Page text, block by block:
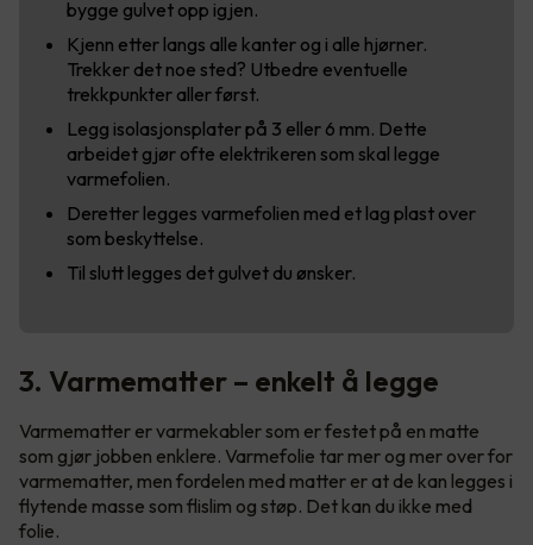
bygge gulvet opp igjen.
Kjenn etter langs alle kanter og i alle hjørner.
Trekker det noe sted? Utbedre eventuelle
trekkpunkter aller først.
Legg isolasjonsplater på 3 eller 6 mm. Dette
arbeidet gjør ofte elektrikeren som skal legge
varmefolien.
Deretter legges varmefolien med et lag plast over
som beskyttelse.
Til slutt legges det gulvet du ønsker.
3. Varmematter – enkelt å legge
Varmematter er varmekabler som er festet på en matte
som gjør jobben enklere. Varmefolie tar mer og mer over for
varmematter, men fordelen med matter er at de kan legges i
flytende masse som flislim og støp. Det kan du ikke med
folie.